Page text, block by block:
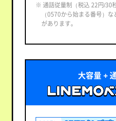
※ 通話従量制（税込 22円/30
（0570から始まる番号）
があります。
大容量 +